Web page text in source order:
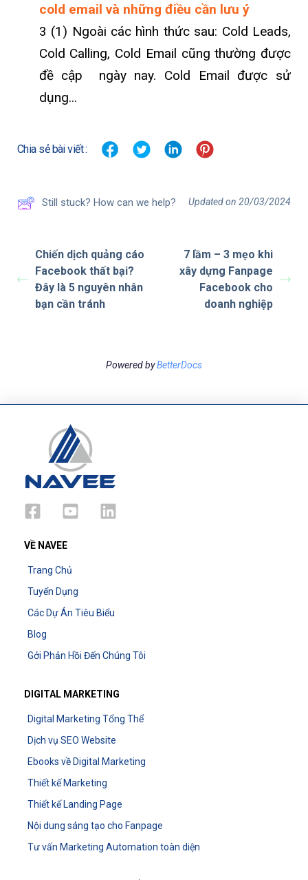
cold email và những điều cần lưu ý
3 (1) Ngoài các hình thức sau: Cold Leads,
Cold Calling, Cold Email cũng thường được
đề cập ngày nay. Cold Email được sử
dụng...
Chia sẻ bài viết :
Still stuck? How can we help? Updated on 20/03/2024
Chiến dịch quảng cáo
Facebook thất bại?
Đây là 5 nguyên nhân
bạn cần tránh
7 lầm – 3 mẹo khi
xây dựng Fanpage
Facebook cho
doanh nghiệp
Powered byBetterDocs
VỀ NAVEE
Trang Chủ
Tuyển Dụng
Các Dự Án Tiêu Biểu
Blog
Gởi Phản Hồi Đến Chúng Tôi
DIGITAL MARKETING
Digital Marketing Tổng Thể
Dịch vụ SEO Website
Ebooks về Digital Marketing
Thiết kế Marketing
Thiết kế Landing Page
Nội dung sáng tạo cho Fanpage
Tư vấn Marketing Automation toàn diện